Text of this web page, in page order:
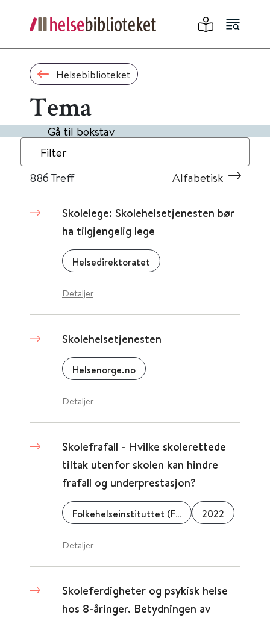
Helsebiblioteket
Tema
Gå til bokstav
Filter
886 Treff Alfabetisk
Skolelege: Skolehelsetjenesten bør
ha tilgjengelig lege
Helsedirektoratet
Detaljer
Skolehelsetjenesten
Helsenorge.no
Detaljer
Skolefrafall - Hvilke skolerettede
tiltak utenfor skolen kan hindre
frafall og underprestasjon?
Folkehelseinstituttet (FHI) 2022
Detaljer
Skoleferdigheter og psykisk helse
hos 8-åringer. Betydningen av